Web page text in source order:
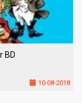
BD
10-08-2018